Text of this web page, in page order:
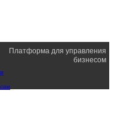
Платформа для управления
бизнесом